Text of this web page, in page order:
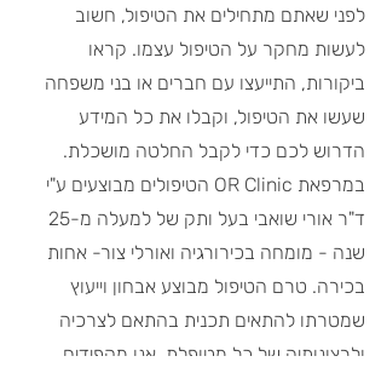
לפני שאתם מתחילים את הטיפול, חשוב
לעשות מחקר על הטיפול עצמו. קראו
ביקורות, התייעצו עם חברים או בני משפחה
שעשו את הטיפול, וקבלו את כל המידע
הדרוש לכם כדי לקבל החלטה מושכלת.
במרפאת OR Clinic הטיפולים מבוצעים ע"י
שנה - מומחה בכירורגיה ואורלי צור- אחות
בכירה. טרם הטיפול מבוצע אבחון וייעוץ
שמטרתו להתאים תכנית בהתאם לצרכיה
ולרצונותיה של כל מטופלת. אנו מקפידים